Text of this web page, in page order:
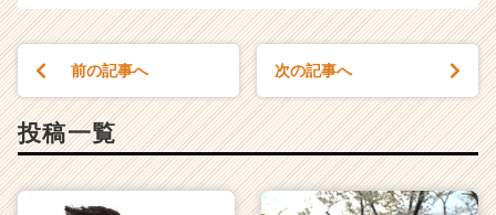
前の記事へ 次の記事へ
投稿一覧